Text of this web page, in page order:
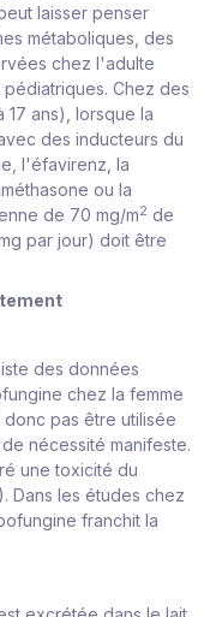
laisser penser
métaboliques, des
chez l'adulte
Chez des
17 ans), lorsque la
des inducteurs du
l'éfavirenz, la
ou la
de 70 mg/m2 de
par jour) doit être
des données
chez la femme
pas être utilisée
nécessité manifeste.
une toxicité du
Dans les études chez
franchit la